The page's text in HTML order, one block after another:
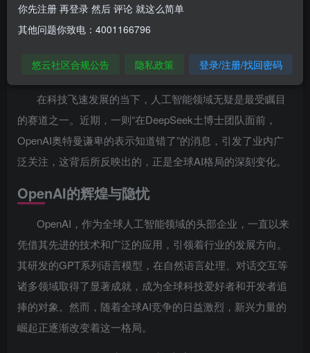
在AI浪潮中，国产力量的崛起与国际巨头
的反思
AI风云：巨头与新秀的碰撞
在科技飞速发展的当下，人工智能领域无疑是最受瞩目
的赛道之一。近期，一则“在DeepSeek土博士团队面前，
OpenAI奥特曼谦卑的表示知道错了”的消息，引发了业内广
泛关注，这背后所反映出的，正是全球AI格局的深刻变化。
OpenAI的辉煌与隐忧
OpenAI，作为全球人工智能领域的头部企业，一直以来
凭借其先进的技术和广泛的应用，引领着行业的发展方向。
其研发的GPT系列语言模型，在自然语言处理、对话交互等
诸多领域取得了显著成就，成为全球科技爱好者和开发者追
捧的对象。然而，随着全球AI竞争的日益激烈，新兴力量的
崛起正逐渐改变着这一格局。
你先注册 再登录 然后 评论 就这么简单
其他问题你致电：4001166796
悠云社区合规公告 隐私政策 登录/注册/找回密码